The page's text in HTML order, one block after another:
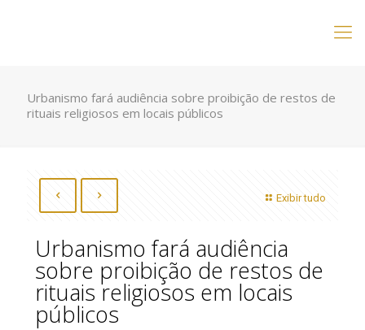
Urbanismo fará audiência sobre proibição de restos de
rituais religiosos em locais públicos
Exibir tudo
Urbanismo fará audiência
sobre proibição de restos de
rituais religiosos em locais
públicos